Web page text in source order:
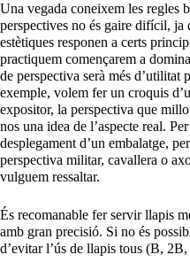
Una vegada coneixem les regles
perspectives no és gaire difícil, ja
estètiques responen a certs
practiquem començarem a
de perspectiva serà més d’utilitat
exemple, volem fer un croquis
expositor, la perspectiva que
nos una idea de l’aspecte real.
desplegament d’un embalatge,
perspectiva militar, cavallera o
vulguem ressaltar.
És recomanable fer servir llapis
amb gran precisió. Si no és
d’evitar l’ús de llapis tous (B, 2B,